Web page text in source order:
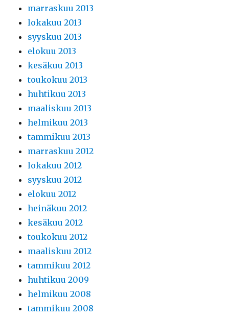
marraskuu 2013
lokakuu 2013
syyskuu 2013
elokuu 2013
kesäkuu 2013
toukokuu 2013
huhtikuu 2013
maaliskuu 2013
helmikuu 2013
tammikuu 2013
marraskuu 2012
lokakuu 2012
syyskuu 2012
elokuu 2012
heinäkuu 2012
kesäkuu 2012
toukokuu 2012
maaliskuu 2012
tammikuu 2012
huhtikuu 2009
helmikuu 2008
tammikuu 2008